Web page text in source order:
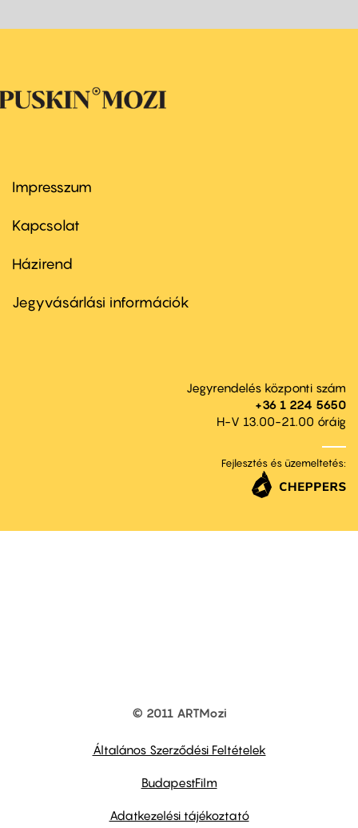
Footer
first
Impresszum
Kapcsolat
Footer
second
Házirend
Jegyvásárlási információk
Jegyrendelés központi szám
+36 1 224 5650
H-V 13.00-21.00 óráig
Fejlesztés és üzemeltetés:
© 2011 ARTMozi
Általános Szerződési Feltételek
BudapestFilm
Adatkezelési tájékoztató